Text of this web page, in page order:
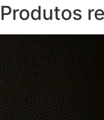
Produtos